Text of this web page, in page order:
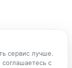
сервис лучше.
с